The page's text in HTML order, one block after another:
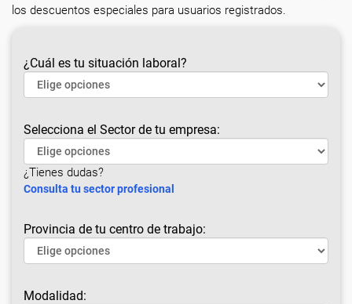
los descuentos especiales para usuarios registrados.
¿Cuál es tu situación laboral?
Selecciona el Sector de tu empresa:
¿Tienes dudas?
Consulta tu sector profesional
Provincia de tu centro de trabajo:
Modalidad: